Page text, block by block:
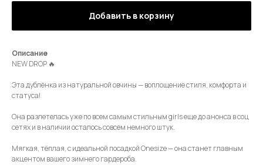
Добавить в корзину
Описание
NEW DROP 🔥
Эта дублёнка из натуральной овчины — воплощение стиля, комфорта и
статуса!
Она разлетелась уже по всем самым стильным girls еще до анонса в соц
сетях и в наличии осталось совсем немного штук.
Мягкая, тёплая, с идеальной посадкой Onesize — она станет главным
акцентом вашего зимнего гардероба.